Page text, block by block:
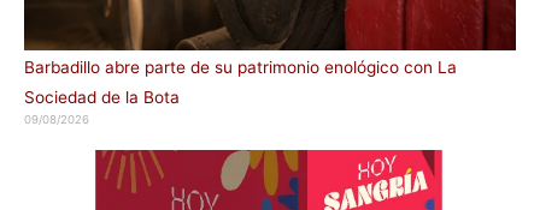
Barbadillo abre parte de su patrimonio enológico con La
Sociedad de la Bota
09/08/2026